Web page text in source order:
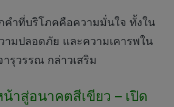
คำที่บริโภคคือความมั่นใจ ทั้งใน
มปลอดภัย และความเคารพใน
รุวรรณ กล่าวเสริม
าสู่อนาคตสีเขียว – เปิด